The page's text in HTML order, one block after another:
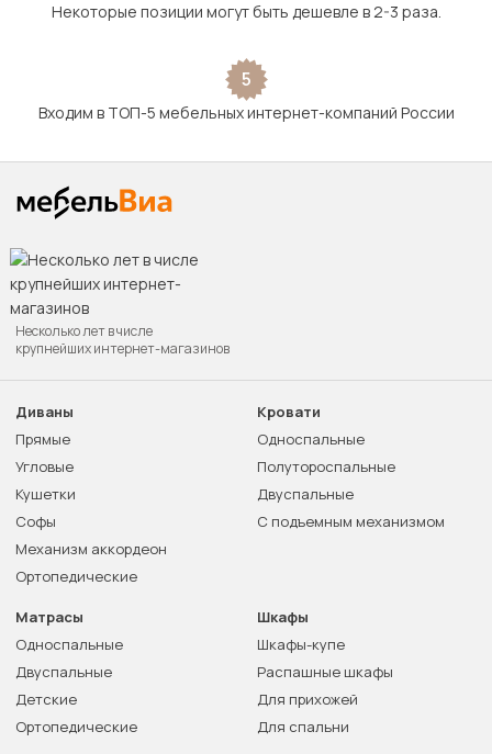
Некоторые позиции могут быть дешевле в 2-3 раза.
5
Входим в ТОП-5 мебельных интернет-компаний России
Несколько лет в числе
крупнейших интернет-магазинов
Диваны
Прямые
Угловые
Кушетки
Софы
Механизм аккордеон
Ортопедические
Кровати
Односпальные
Полутороспальные
Двуспальные
С подъемным механизмом
Матрасы
Односпальные
Двуспальные
Детские
Ортопедические
Шкафы
Шкафы-купе
Распашные шкафы
Для прихожей
Для спальни